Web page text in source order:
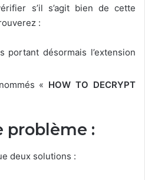
s’il s’agit bien de cette
:
portant désormais l’extension
« HOW TO DECRYPT
problème :
deux solutions :